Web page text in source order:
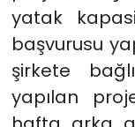
yatak
başvurusu
şirkete
yapılan